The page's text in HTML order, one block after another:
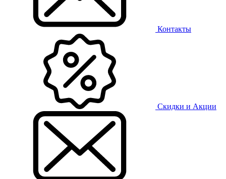
Контакты
Скидки и Акции